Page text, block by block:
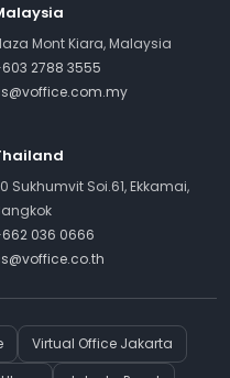
Mont Kiara, Malaysia
2788 3555
Sukhumvit Soi.61, Ekkamai,
036 0666
Virtual Office Jakarta